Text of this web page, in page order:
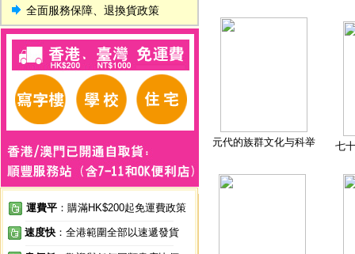
全面服務保障、退換貨政策
運費平 ：購滿HK$200起免運費政策
速度快 ：全港範圍全部以速遞發貨
元代的族群文化与科举 七